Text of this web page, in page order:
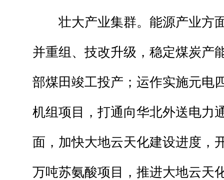
壮大产业集群。能源产业方
并重组、技改升级，稳定煤炭产
部煤田竣工投产；运作实施元电
机组项目，打通向华北外送电力
面，加快大地云天化建设进度，
万吨苏氨酸项目，推进大地云天